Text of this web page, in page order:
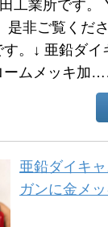
工業所です。
是非ご覧くだ
。↓ 亜鉛ダイ
ームメッキ加
亜鉛ダイキ
ガンに金メッ